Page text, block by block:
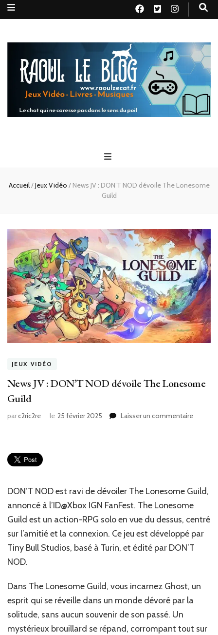
Raoul le
blog
Accueil/Jeux Vidéo / News JV : DON’T NOD dévoile The Lonesome
Guild
JEUX VIDÉO
News JV : DON’T NOD dévoile The Lonesome
Guild
parc2ric2re le 25 février 2025 Laisser un commentairesur
The
Guild
DON’T NOD est ravi de dévoiler The Lonesome Guild,
annoncé à l’ID@Xbox IGN FanFest. The Lonesome
Guild est un action-RPG solo en vue du dessus, centré
sur l’amitié et la connexion. Ce jeu est développé par
Tiny Bull Studios, basé à Turin, et édité par DON’T
NOD.
Dans The Lonesome Guild, vous incarnez Ghost, un
esprit qui se réveille dans un monde dévoré par la
solitude, sans aucun souvenir de son passé. Un
mystérieux brouillard se répand, corrompant tout sur